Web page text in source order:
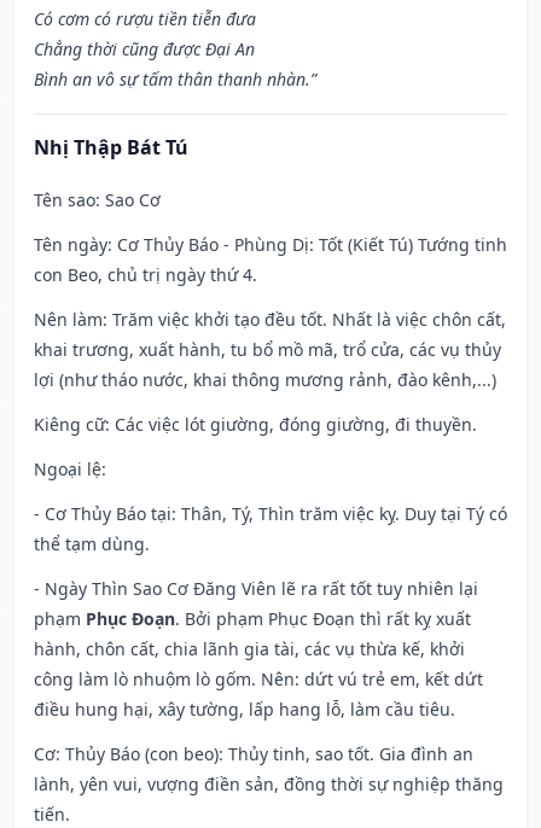
Có cơm có rượu tiền tiễn đưa
Chẳng thời cũng được Đại An
Bình an vô sự tấm thân thanh nhàn.”
Nhị Thập Bát Tú
Tên sao: Sao Cơ
Tên ngày: Cơ Thủy Báo - Phùng Dị: Tốt (Kiết Tú) Tướng tinh
con Beo, chủ trị ngày thứ 4.
Nên làm: Trăm việc khởi tạo đều tốt. Nhất là việc chôn cất,
khai trương, xuất hành, tu bổ mồ mã, trổ cửa, các vụ thủy
lợi (như tháo nước, khai thông mương rảnh, đào kênh,...)
Kiêng cữ: Các việc lót giường, đóng giường, đi thuyền.
Ngoại lệ:
- Cơ Thủy Báo tại: Thân, Tý, Thìn trăm việc kỵ. Duy tại Tý có
thể tạm dùng.
- Ngày Thìn Sao Cơ Đăng Viên lẽ ra rất tốt tuy nhiên lại
phạm Phục Đoạn. Bởi phạm Phục Đoạn thì rất kỵ xuất
hành, chôn cất, chia lãnh gia tài, các vụ thừa kế, khởi
công làm lò nhuộm lò gốm. Nên: dứt vú trẻ em, kết dứt
điều hung hại, xây tường, lấp hang lỗ, làm cầu tiêu.
Cơ: Thủy Báo (con beo): Thủy tinh, sao tốt. Gia đình an
lành, yên vui, vượng điền sản, đồng thời sự nghiệp thăng
tiến.